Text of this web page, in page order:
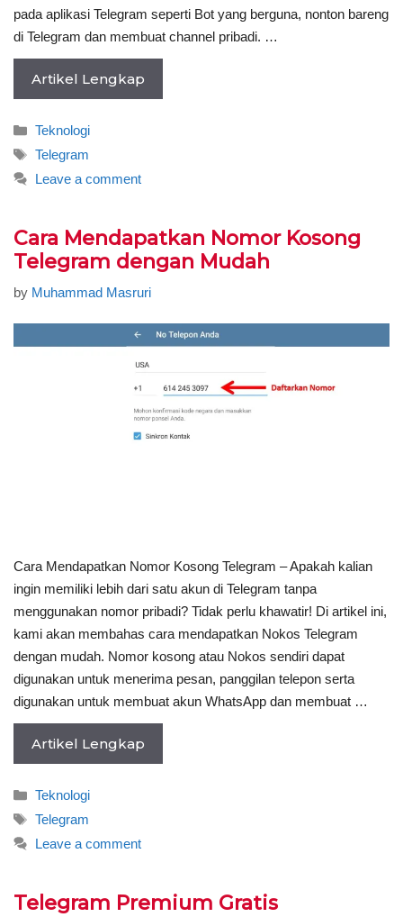
pada aplikasi Telegram seperti Bot yang berguna, nonton bareng
di Telegram dan membuat channel pribadi. …
Artikel Lengkap
Categories
Teknologi
Tags
Telegram
Leave a comment
Cara Mendapatkan Nomor Kosong
Telegram dengan Mudah
by Muhammad Masruri
Cara Mendapatkan Nomor Kosong Telegram – Apakah kalian
ingin memiliki lebih dari satu akun di Telegram tanpa
menggunakan nomor pribadi? Tidak perlu khawatir! Di artikel ini,
kami akan membahas cara mendapatkan Nokos Telegram
dengan mudah. Nomor kosong atau Nokos sendiri dapat
digunakan untuk menerima pesan, panggilan telepon serta
digunakan untuk membuat akun WhatsApp dan membuat …
Artikel Lengkap
Categories
Teknologi
Tags
Telegram
Leave a comment
Telegram Premium Gratis